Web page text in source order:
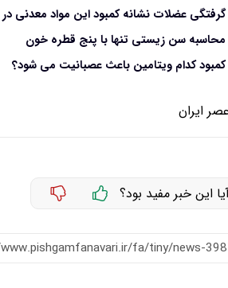
گرفتگی عضلات نشانه کمبود این مواد معدنی
محاسبه سن زیستی تنها با پنج قطره خون
کمبود کدام ویتامین باعث عصبانیت می شود؟
عصر ایران
این خبر مفید بود؟
fa/tiny/news-